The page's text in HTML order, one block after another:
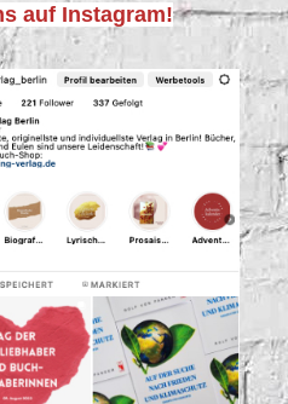
auf Instagram!